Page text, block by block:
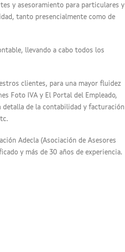
y asesoramiento para particulares y
tanto presencialmente como de
llevando a cabo todos los
clientes, para una mayor fluidez
Foto IVA y El Portal del Empleado,
de la contabilidad y facturación
Adecla (Asociación de Asesores
y más de 30 años de experiencia.